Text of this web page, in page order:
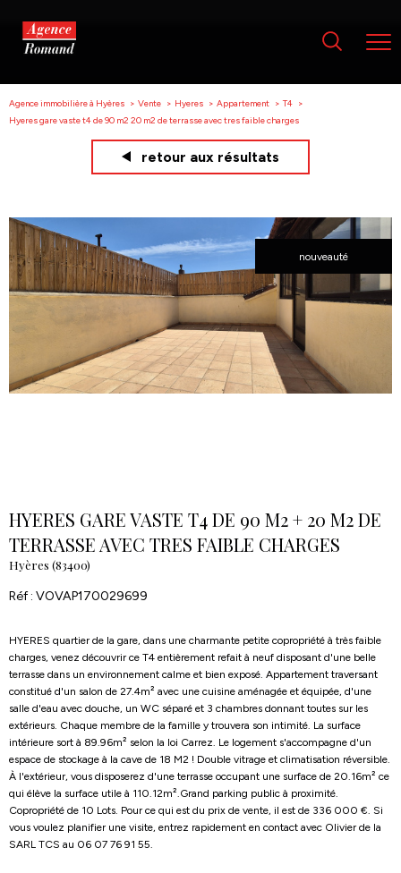
Agence immobilière à Hyères Vente Hyeres Appartement
T4
Hyeres gare vaste t4 de 90 m2 20 m2 de terrasse avec tres faible charges
retour aux résultats
nouveauté
HYERES GARE VASTE T4 DE 90 M2 + 20 M2 DE
TERRASSE AVEC TRES FAIBLE CHARGES
Hyères (83400)
Réf : VOVAP170029699
HYERES quartier de la gare, dans une charmante petite copropriété à très faible
charges, venez découvrir ce T4 entièrement refait à neuf disposant d'une belle
terrasse dans un environnement calme et bien exposé. Appartement traversant
constitué d'un salon de 27.4m² avec une cuisine aménagée et équipée, d'une
salle d'eau avec douche, un WC séparé et 3 chambres donnant toutes sur les
extérieurs. Chaque membre de la famille y trouvera son intimité. La surface
intérieure sort à 89.96m² selon la loi Carrez. Le logement s'accompagne d'un
espace de stockage à la cave de 18 M2 ! Double vitrage et climatisation réversible.
À l'extérieur, vous disposerez d'une terrasse occupant une surface de 20.16m² ce
qui élève la surface utile à 110.12m².Grand parking public à proximité.
Copropriété de 10 Lots. Pour ce qui est du prix de vente, il est de 336 000 €. Si
vous voulez planifier une visite, entrez rapidement en contact avec Olivier de la
SARL TCS au 06 07 76 91 55.